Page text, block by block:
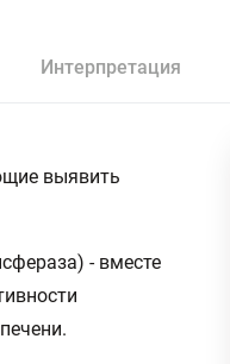
Интерпретация
выявить
- вместе